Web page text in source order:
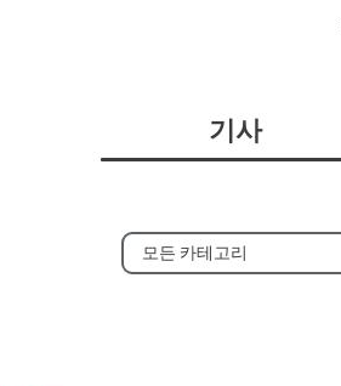
기사
모든 카테고리